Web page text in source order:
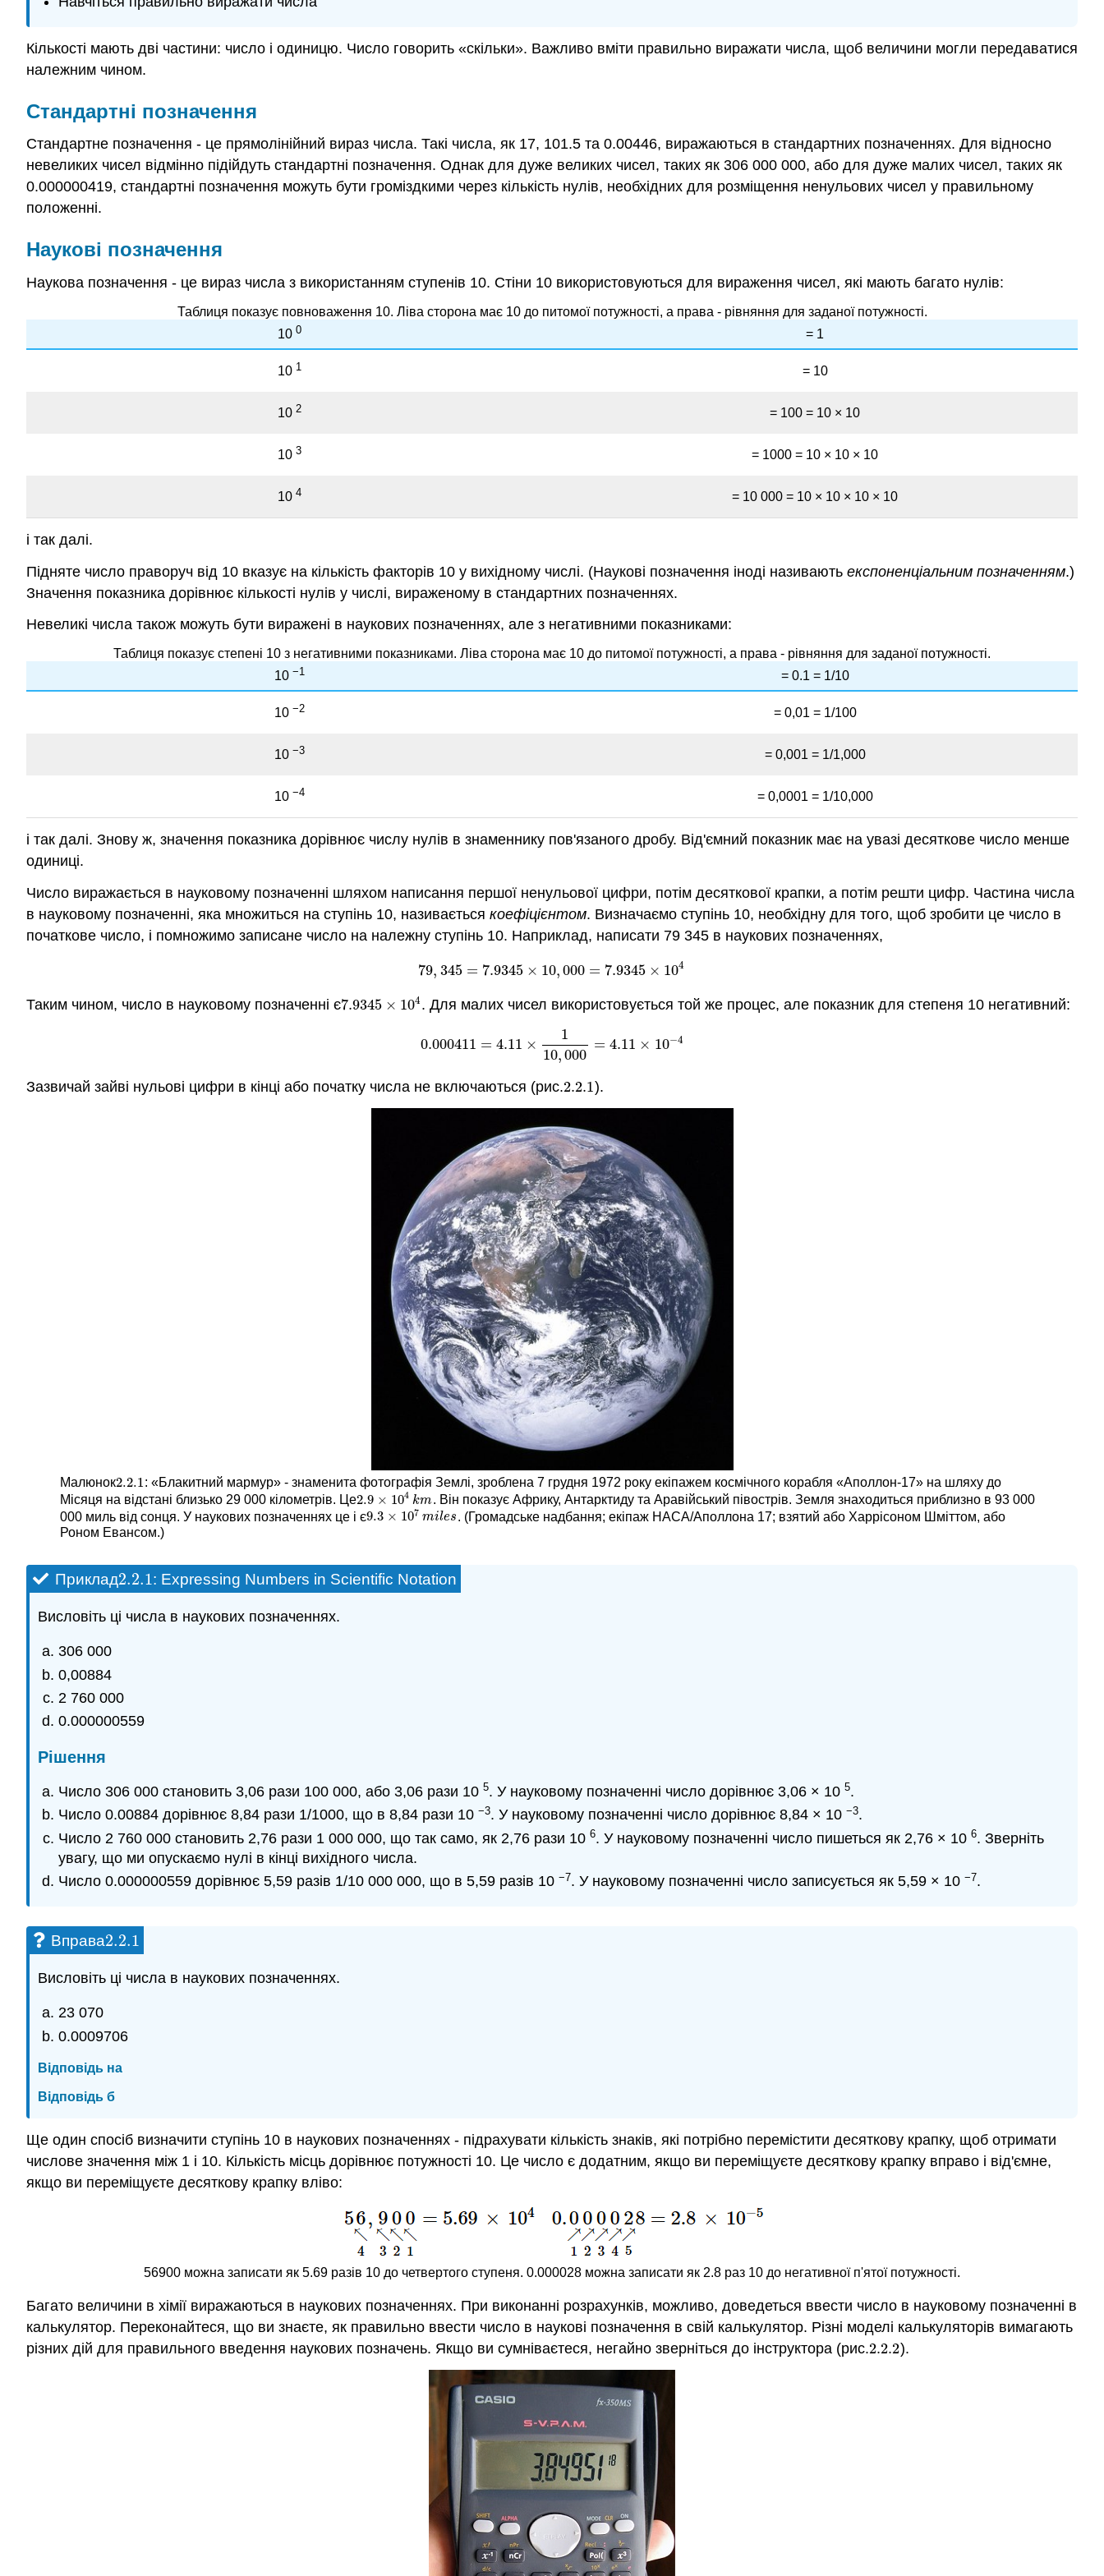
Кількості мають дві частини: число і одиницю. Число говорить «скільки». Важливо вміти правильно виражати числа, щоб величини могли передаватися
належним чином.
Стандартні позначення
Стандартне позначення - це прямолінійний вираз числа. Такі числа, як 17, 101.5 та 0.00446, виражаються в стандартних позначеннях. Для відносно
невеликих чисел відмінно підійдуть стандартні позначення. Однак для дуже великих чисел, таких як 306 000 000, або для дуже малих чисел, таких як
0.000000419, стандартні позначення можуть бути громіздкими через кількість нулів, необхідних для розміщення ненульових чисел у правильному
положенні.
Наукові позначення
Наукова позначення - це вираз числа з використанням ступенів 10. Стіни 10 використовуються для вираження чисел, які мають багато нулів:
Таблиця показує повноваження 10. Ліва сторона має 10 до питомої потужності, а права - рівняння для заданої потужності.
10 0 = 1
10 1 = 10
10 2 = 100 = 10 × 10
10 3 = 1000 = 10 × 10 × 10
10 4 = 10 000 = 10 × 10 × 10 × 10
і так далі.
Підняте число праворуч від 10 вказує на кількість факторів 10 у вихідному числі. (Наукові позначення іноді називають експоненціальним позначенням.)
Значення показника дорівнює кількості нулів у числі, вираженому в стандартних позначеннях.
Невеликі числа також можуть бути виражені в наукових позначеннях, але з негативними показниками:
Таблиця показує степені 10 з негативними показниками. Ліва сторона має 10 до питомої потужності, а права - рівняння для заданої потужності.
10 −1 = 0.1 = 1/10
10 −2 = 0,01 = 1/100
10 −3 = 0,001 = 1/1,000
10 −4 = 0,0001 = 1/10,000
і так далі. Знову ж, значення показника дорівнює числу нулів в знаменнику пов'язаного дробу. Від'ємний показник має на увазі десяткове число менше
одиниці.
Число виражається в науковому позначенні шляхом написання першої ненульової цифри, потім десяткової крапки, а потім решти цифр. Частина числа
в науковому позначенні, яка множиться на ступінь 10, називається коефіцієнтом. Визначаємо ступінь 10, необхідну для того, щоб зробити це число в
початкове число, і помножимо записане число на належну ступінь 10. Наприклад, написати 79 345 в наукових позначеннях,
79, 345 = 7.9345 × 10,000 = 7.9345 × 104
79,345=7.9345× 10, 000=7.9345× 10 4
Таким чином, число в науковому позначенні є7.9345 × 104
7.9345 × 104. Для малих чисел використовується той же процес, але показник для степеня 10 негативний:
0.000411 = 4.11 ×
1
10,000
= 4.11 × 10−4
0.000411 =4.11× 110,000 =4.11× 10−4
Зазвичай зайві нульові цифри в кінці або початку числа не включаються (рис.2.2.1
2.2.1).
Малюнок2.2.1
2.2.1: «Блакитний мармур» - знаменита фотографія Землі, зроблена 7 грудня 1972 року екіпажем космічного корабля «Аполлон-17» на шляху до
Місяця на відстані близько 29 000 кілометрів. Це2.9 × 104 km
2.9 ×104k m
. Він показує Африку, Антарктиду та Аравійський півострів. Земля знаходиться приблизно в 93 000
000 миль від сонця. У наукових позначеннях це і є9.3 × 107 miles
9.3 ×107miles
. (Громадське надбання; екіпаж НАСА/Аполлона 17; взятий або Харрісоном Шміттом, або
Роном Евансом.)
Приклад2.2.1
2.2.1: Expressing Numbers in Scientific Notation
Висловіть ці числа в наукових позначеннях.
306 000
0,00884
2 760 000
0.000000559
Рішення
Число 306 000 становить 3,06 рази 100 000, або 3,06 рази 10 5. У науковому позначенні число дорівнює 3,06 × 10 5.
Число 0.00884 дорівнює 8,84 рази 1/1000, що в 8,84 рази 10 −3. У науковому позначенні число дорівнює 8,84 × 10 −3.
Число 2 760 000 становить 2,76 рази 1 000 000, що так само, як 2,76 рази 10 6. У науковому позначенні число пишеться як 2,76 × 10 6. Зверніть
увагу, що ми опускаємо нулі в кінці вихідного числа.
Число 0.000000559 дорівнює 5,59 разів 1/10 000 000, що в 5,59 разів 10 −7. У науковому позначенні число записується як 5,59 × 10 −7.
Вправа2.2.1
2.2.1
Висловіть ці числа в наукових позначеннях.
23 070
0.0009706
Відповідь на
Відповідь б
Ще один спосіб визначити ступінь 10 в наукових позначеннях - підрахувати кількість знаків, які потрібно перемістити десяткову крапку, щоб отримати
числове значення між 1 і 10. Кількість місць дорівнює потужності 10. Це число є додатним, якщо ви переміщуєте десяткову крапку вправо і від'ємне,
якщо ви переміщуєте десяткову крапку вліво:
56900 можна записати як 5.69 разів 10 до четвертого ступеня. 0.000028 можна записати як 2.8 раз 10 до негативної п'ятої потужності.
Багато величини в хімії виражаються в наукових позначеннях. При виконанні розрахунків, можливо, доведеться ввести число в науковому позначенні в
калькулятор. Переконайтеся, що ви знаєте, як правильно ввести число в наукові позначення в свій калькулятор. Різні моделі калькуляторів вимагають
різних дій для правильного введення наукових позначень. Якщо ви сумніваєтеся, негайно зверніться до інструктора (рис.2.2.2
2.2.2).